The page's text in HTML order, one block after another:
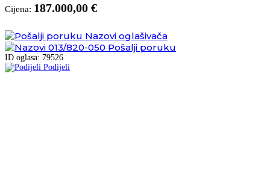
Cijena: 187.000,00 €
Nazovi oglašivača
013/820-050 Pošalji poruku
ID oglasa: 79526
Podijeli